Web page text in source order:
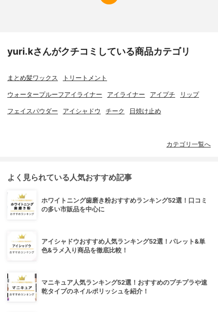
yuri.kさんがクチコミしている商品カテゴリ
まとめ髪ワックス トリートメント
ウォータープルーフアイライナー アイライナー アイプチ リップ
フェイスパウダー アイシャドウ チーク 日焼け止め
カテゴリ一覧へ
よく見られている人気おすすめ記事
ホワイトニング歯磨き粉おすすめランキング52選！口コミ
の多い市販品を中心に
アイシャドウおすすめ人気ランキング52選！パレット&単
色&ラメ入り商品を徹底比較！
マニキュア人気ランキング52選！おすすめのプチプラや速
乾タイプのネイルポリッシュを紹介！